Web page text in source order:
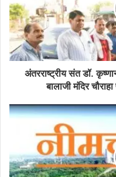
अंतरराष्ट्रीय संत डॉ.
बालाजी मंदिर